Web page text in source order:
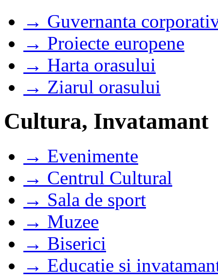
→ Guvernanta
→ Proiecte europene
→ Harta orasului
→ Ziarul orasului
Cultura, Invatamant
→ Evenimente
→ Centrul Cultural
→ Sala de sport
→ Muzee
→ Biserici
→ Educatie si